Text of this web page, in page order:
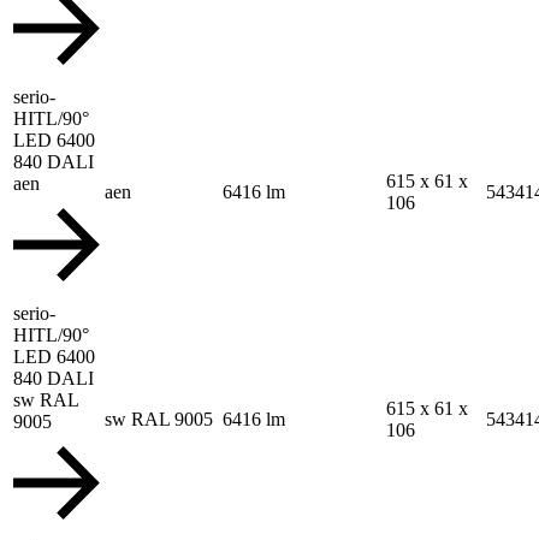
serio-
HITL/90°
LED 6400
840 DALI
aen
aen 6416 lm
615 x 61 x
106
serio-
HITL/90°
LED 6400
840 DALI
sw RAL
9005
sw RAL 9005 6416 lm
615 x 61 x
106